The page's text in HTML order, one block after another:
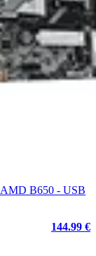
AMD B650 - USB
144.99 €